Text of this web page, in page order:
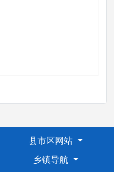
县市区网站
乡镇导航